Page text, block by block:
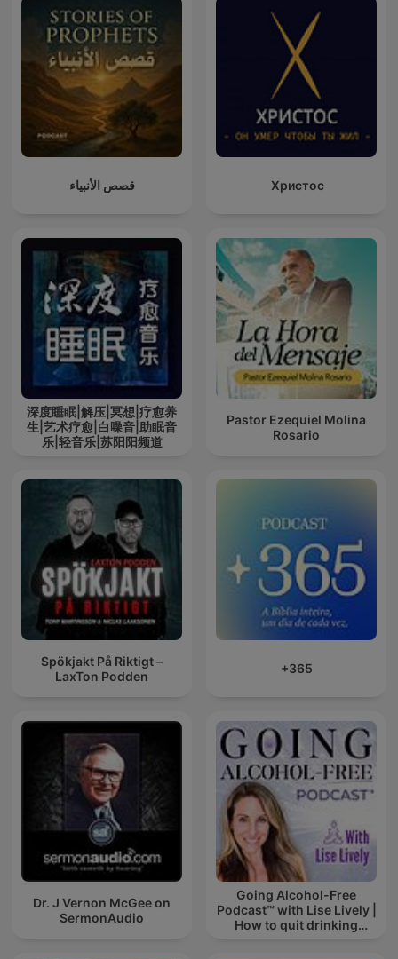
قصص الأنبياء Христос
深度睡眠|解压|冥想|疗愈养
生|艺术疗愈|白噪音|助眠音
乐|轻音乐|苏阳阳频道
Pastor Ezequiel Molina
Rosario
Spökjakt På Riktigt –
LaxTon Podden
+365
Dr. J Vernon McGee on
SermonAudio
Going Alcohol-Free
Podcast™ with Lise Lively |
How to quit drinking